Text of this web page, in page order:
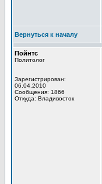
Вернуться к началу
Пойнтс
Политолог
Зарегистрирован:
06.04.2010
Сообщения: 1866
Откуда: Владивосток